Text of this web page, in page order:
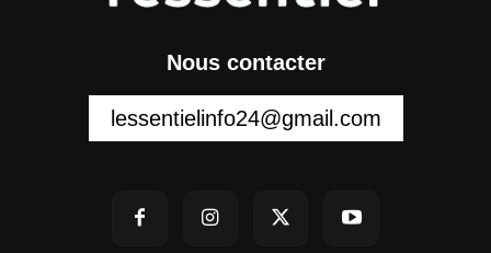
Nous contacter
lessentielinfo24@gmail.com